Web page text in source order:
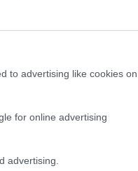
to advertising like cookies on
for online advertising
advertising.